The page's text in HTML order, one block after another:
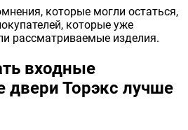
которые могли остаться,
которые уже
рассматриваемые изделия.
входные
двери Торэкс лучше